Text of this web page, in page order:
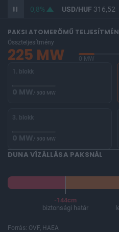
364,62 0,8% USD/HUF316,52
PAKSI ATOMERŐMŰ
Összteljesítmény
225 MW 0 MW
1. blokk
0 MW/ 500 MW
3. blokk
0 MW/ 500 MW
DUNA VÍZÁLLÁSA PAKSNÁL
-144cm
biztonsági határ
Forrás: OVF, HAEA